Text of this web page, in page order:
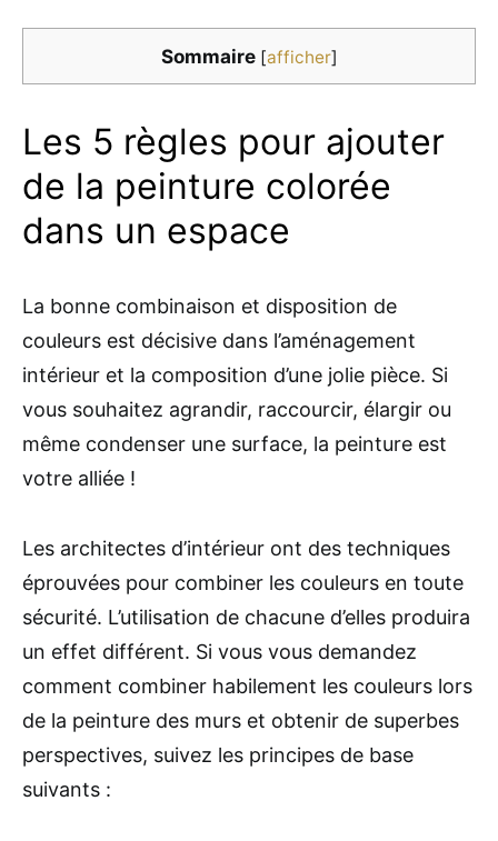
Sommaire [afficher]
Les 5 règles pour ajouter
de la peinture colorée
dans un espace
La bonne combinaison et disposition de
couleurs est décisive dans l’aménagement
intérieur et la composition d’une jolie pièce. Si
vous souhaitez agrandir, raccourcir, élargir ou
même condenser une surface, la peinture est
votre alliée !
Les architectes d’intérieur ont des techniques
éprouvées pour combiner les couleurs en toute
sécurité. L’utilisation de chacune d’elles produira
un effet différent. Si vous vous demandez
comment combiner habilement les couleurs lors
de la peinture des murs et obtenir de superbes
perspectives, suivez les principes de base
suivants :